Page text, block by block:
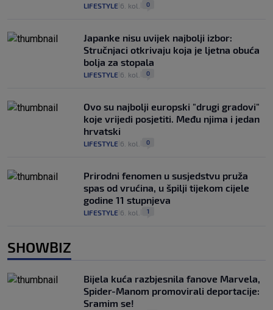
LIFESTYLE 6. kol. 0
Japanke nisu uvijek najbolji izbor:
Stručnjaci otkrivaju koja je ljetna obuća
bolja za stopala
LIFESTYLE 6. kol. 0
Ovo su najbolji europski "drugi gradovi"
koje vrijedi posjetiti. Među njima i jedan
hrvatski
LIFESTYLE 6. kol. 0
Prirodni fenomen u susjedstvu pruža
spas od vrućina, u špilji tijekom cijele
godine 11 stupnjeva
LIFESTYLE 6. kol. 1
SHOWBIZ
Bijela kuća razbjesnila fanove Marvela,
Spider-Manom promovirali deportacije:
Sramim se!